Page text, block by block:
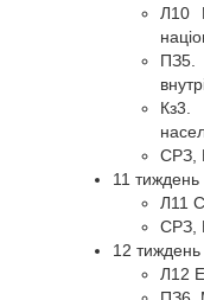
Л10
Кз3.
СРЗ,
11 тиждень
Л11
СРЗ,
12 тиждень
Л12